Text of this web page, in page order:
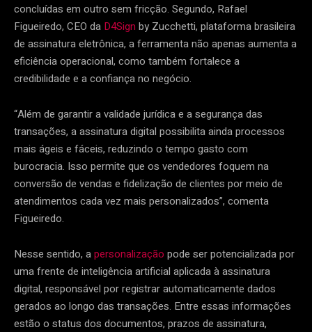
concluídas em outro sem fricção. Segundo, Rafael
Figueiredo, CEO da D4Sign by Zucchetti, plataforma brasileira
de assinatura eletrônica, a ferramenta não apenas aumenta a
eficiência operacional, como também fortalece a
credibilidade e a confiança no negócio.
“Além de garantir a validade jurídica e a segurança das
transações, a assinatura digital possibilita ainda processos
mais ágeis e fáceis, reduzindo o tempo gasto com
burocracia. Isso permite que os vendedores foquem na
conversão de vendas e fidelização de clientes por meio de
atendimentos cada vez mais personalizados”, comenta
Figueiredo.
Nesse sentido, apersonalização pode ser potencializada por
uma frente de inteligência artificial aplicada à assinatura
digital, responsável por registrar automaticamente dados
gerados ao longo das transações. Entre essas informações
estão o status dos documentos, prazos de assinatura,